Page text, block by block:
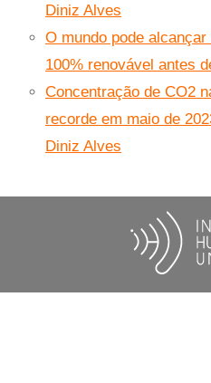
Diniz Alves
O mundo pode
100% renovável antes
Concentração de CO2
recorde em maio de
Diniz Alves